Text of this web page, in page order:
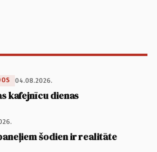
04.08.2026.
kafejnīcu dienas
šodien ir realitāte